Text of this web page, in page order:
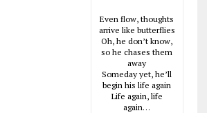
Even flow, thoughts
arrive like butterflies
Oh, he don’t know,
so he chases them
away
Someday yet, he’ll
begin his life again
Life again, life
again…